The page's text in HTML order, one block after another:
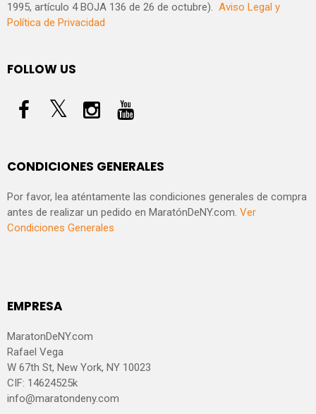
1995, artículo 4 BOJA 136 de 26 de octubre). Aviso Legal y
Política de Privacidad
FOLLOW US
CONDICIONES GENERALES
Por favor, lea aténtamente las condiciones generales de compra
antes de realizar un pedido en MaratónDeNY.com. Ver
Condiciones Generales
EMPRESA
MaratonDeNY.com
Rafael Vega
W 67th St, New York, NY 10023
CIF: 14624525k
info@maratondeny.com